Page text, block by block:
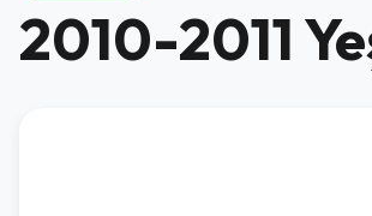
2010-2011